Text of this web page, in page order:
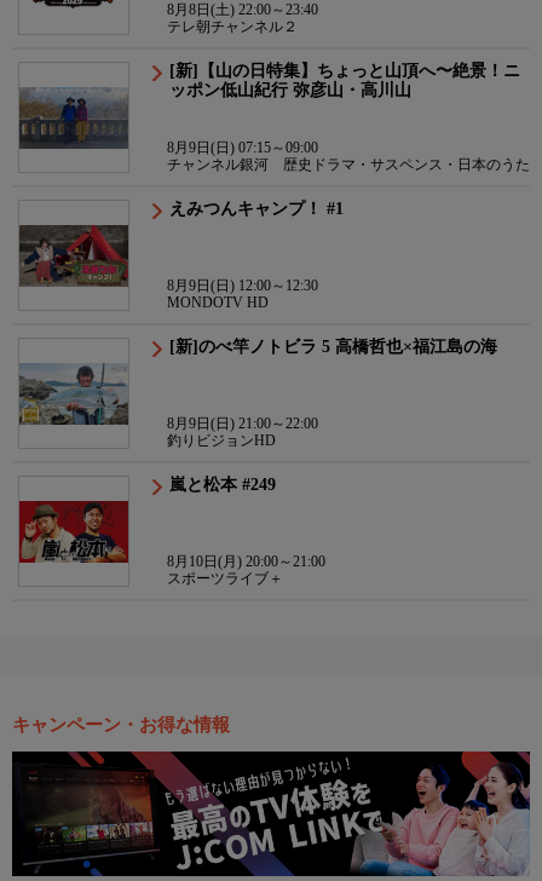
8月8日(土) 22:00～23:40
テレ朝チャンネル２
[新]【山の日特集】ちょっと山頂へ〜絶景！ニ
ッポン低山紀行 弥彦山・高川山
8月9日(日) 07:15～09:00
チャンネル銀河 歴史ドラマ・サスペンス・日本のうた
えみつんキャンプ！ #1
8月9日(日) 12:00～12:30
MONDOTV HD
[新]のべ竿ノトビラ 5 高橋哲也×福江島の海
8月9日(日) 21:00～22:00
釣りビジョンHD
嵐と松本 #249
8月10日(月) 20:00～21:00
スポーツライブ＋
キャンペーン・お得な情報